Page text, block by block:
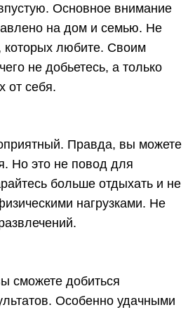
Основное внимание
на дом и семью. Не
которых любите. Своим
не добьетесь, а только
от себя.
Правда, вы можете
Но это не повод для
больше отдыхать и не
нагрузками. Не
сможете добиться
Особенно удачными